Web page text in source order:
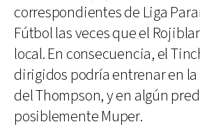
correspondientes de Liga
Fútbol las veces que el
local. En consecuencia, el
dirigidos podría entrenar en la
del Thompson, y en algún
posiblemente Muper.